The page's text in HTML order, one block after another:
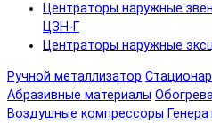
Центраторы наружные
ЦЗН-Г
Центраторы наружные
Ручной металлизатор
Абразивные материалы
Воздушные компрессоры